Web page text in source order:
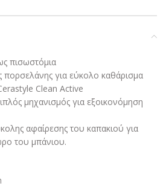
πισωστόμια
πορσελάνης για εύκολο καθάρισμα
Clean Active
μηχανισμός για εξοικονόμηση
αφαίρεσης του καπακιού για
του μπάνιου.